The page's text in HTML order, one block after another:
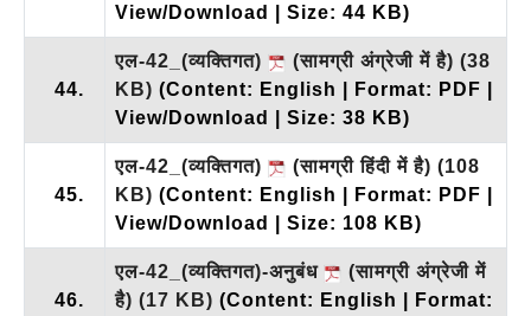
View/Download | Size: 44 KB)
44.
एल-42_(व्यक्तिगत) (सामग्री अंग्रेजी में है) (38
KB) (Content: English | Format: PDF |
View/Download | Size: 38 KB)
45.
एल-42_(व्यक्तिगत) (सामग्री हिंदी में है) (108
KB) (Content: English | Format: PDF |
View/Download | Size: 108 KB)
46.
एल-42_(व्यक्तिगत)-अनुबंध
(सामग्री अंग्रेजी में
है) (17 KB) (Content: English | Format: